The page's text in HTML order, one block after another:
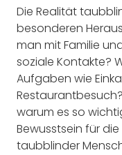
Die Realität
besonderen
man mit Familie
soziale Kontakte?
Aufgaben wie
warum es so
Bewusstsein für
taubblinder